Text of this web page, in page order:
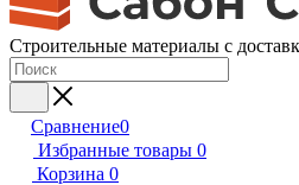
Строительные материалы с
Сравнение0
Избранные товары 0
Корзина 0